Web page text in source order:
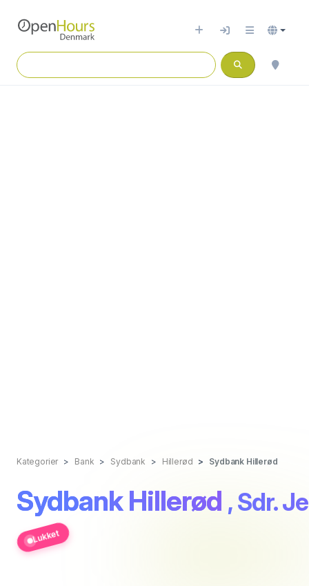
Kategorier Bank Sydbank Hillerød Sydbank Hillerød
Sydbank Hillerød , Sdr.
Lukket